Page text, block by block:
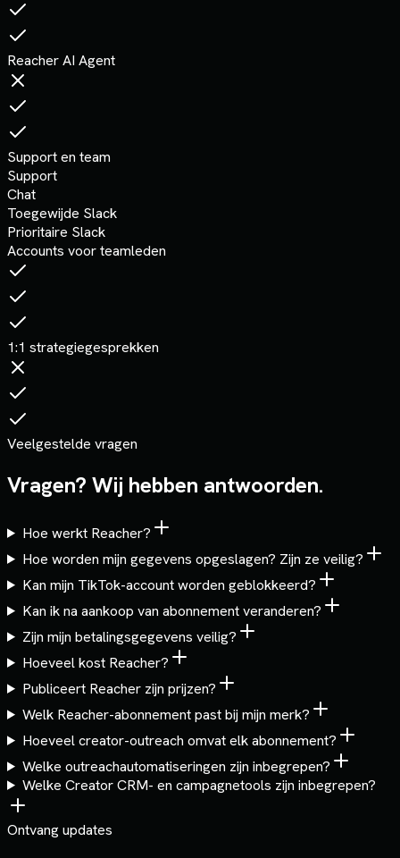
Reacher AI Agent
Support en team
Support
Chat
Toegewijde Slack
Prioritaire Slack
Accounts voor teamleden
1:1 strategiegesprekken
Veelgestelde vragen
Vragen? Wij hebben antwoorden.
Hoe werkt Reacher?
Hoe worden mijn gegevens opgeslagen? Zijn ze veilig?
Kan mijn TikTok-account worden geblokkeerd?
Kan ik na aankoop van abonnement veranderen?
Zijn mijn betalingsgegevens veilig?
Hoeveel kost Reacher?
Publiceert Reacher zijn prijzen?
Welk Reacher-abonnement past bij mijn merk?
Hoeveel creator-outreach omvat elk abonnement?
Welke outreachautomatiseringen zijn inbegrepen?
Welke Creator CRM- en campagnetools zijn inbegrepen?
Ontvang updates